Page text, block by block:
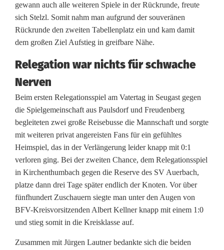
r
T
e
a
m
gewann auch alle weiteren Spiele in der Rückrunde, freute
sich Stelzl. Somit nahm man aufgrund der souveränen
Rückrunde den zweiten Tabellenplatz ein und kam damit
dem großen Ziel Aufstieg in greifbare Nähe.
Relegation war nichts für schwache
Nerven
Beim ersten Relegationsspiel am Vatertag in Seugast gegen
die Spielgemeinschaft aus Paulsdorf und Freudenberg
begleiteten zwei große Reisebusse die Mannschaft und sorgte
mit weiteren privat angereisten Fans für ein gefühltes
Heimspiel, das in der Verlängerung leider knapp mit 0:1
verloren ging. Bei der zweiten Chance, dem Relegationsspiel
in Kirchenthumbach gegen die Reserve des SV Auerbach,
platze dann drei Tage später endlich der Knoten. Vor über
fünfhundert Zuschauern siegte man unter den Augen von
BFV-Kreisvorsitzenden Albert Kellner knapp mit einem 1:0
und stieg somit in die Kreisklasse auf.
Zusammen mit Jürgen Lautner bedankte sich die beiden